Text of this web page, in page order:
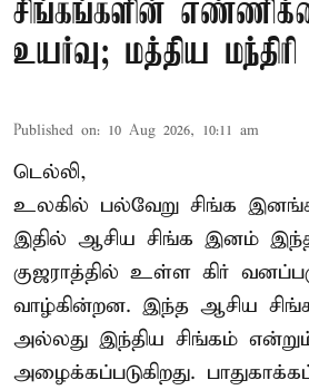
சிங்கங்களின்
உயர்வு; மத்திய
Published on: 10 Aug 2026, 10:11 am
டெல்லி,
உலகில் பல்வேறு சிங்க
இதில் ஆசிய சிங்க இனம்
குஜராத்தில் உள்ள கிர்
வாழ்கின்றன. இந்த ஆசிய
அல்லது இந்திய சிங்கம்
அழைக்கப்படுகிறது.